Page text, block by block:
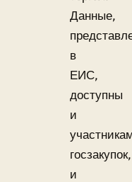
Данные,
в
ЕИС,
доступны
и
госзакупок,
и